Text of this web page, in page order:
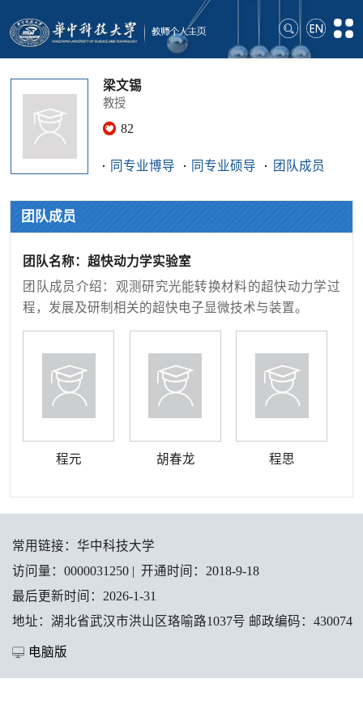
梁文锡
教授
82
同专业博导 同专业硕导 团队成员
团队成员
团队名称：超快动力学实验室
团队成员介绍：观测研究光能转换材料的超快动力学过
程，发展及研制相关的超快电子显微技术与装置。
程元 胡春龙 程思
常用链接： 华中科技大学
访问量： 0000031250| 开通时间： 2018-9-18
最后更新时间： 2026-1-31
地址：湖北省武汉市洪山区珞喻路1037号 邮政编码：430074
电脑版